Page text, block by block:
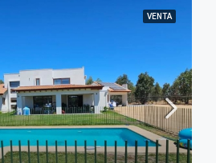
VENTA